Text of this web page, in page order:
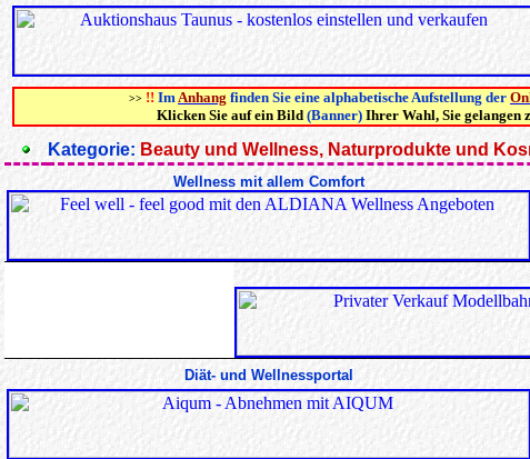
>> !! ImAnhang finden Sie eine alphabetische Aufstellung der
Klicken Sie auf ein Bild (Banner) Ihrer Wahl, Sie gelangen
Kategorie: Beauty und Wellness, Naturprodukte und
Wellness mit allem Comfort
Diät- und Wellnessportal